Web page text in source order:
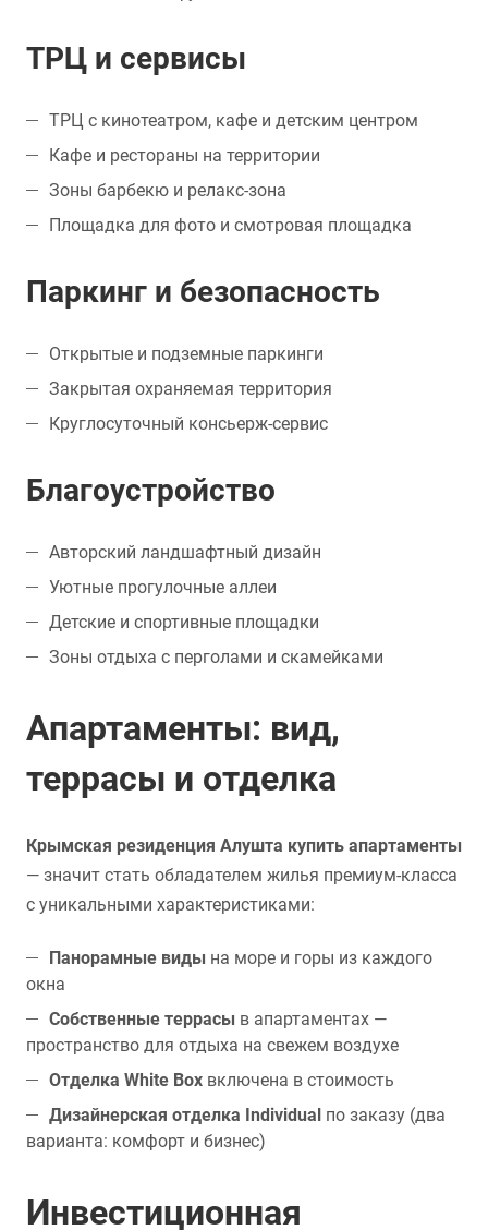
ТРЦ и сервисы
ТРЦ с кинотеатром, кафе и детским центром
Кафе и рестораны на территории
Зоны барбекю и релакс-зона
Площадка для фото и смотровая площадка
Паркинг и безопасность
Открытые и подземные паркинги
Закрытая охраняемая территория
Круглосуточный консьерж-сервис
Благоустройство
Авторский ландшафтный дизайн
Уютные прогулочные аллеи
Детские и спортивные площадки
Зоны отдыха с перголами и скамейками
Апартаменты: вид,
террасы и отделка
Крымская резиденция Алушта купить апартаменты
— значит стать обладателем жилья премиум-класса
с уникальными характеристиками:
Панорамные виды на море и горы из каждого
окна
Собственные террасы в апартаментах —
пространство для отдыха на свежем воздухе
Отделка White Box включена в стоимость
Дизайнерская отделка Individual по заказу (два
варианта: комфорт и бизнес)
Инвестиционная